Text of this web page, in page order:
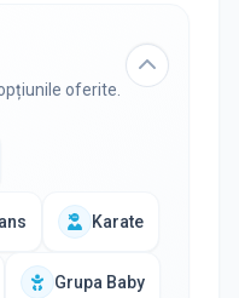
oferite.
Karate
Grupa Baby